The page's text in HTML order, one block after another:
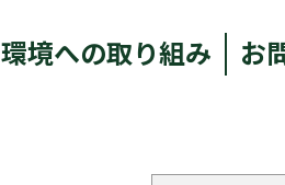
環境への取り組み お